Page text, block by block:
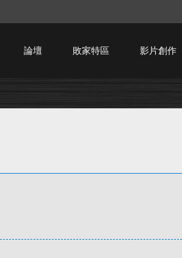
論壇 敗家特區 影片創作